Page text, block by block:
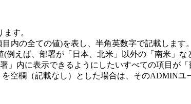
す。
内の全ての値)を表し、半角英数字で記載します。
えば、部署が「日本、北米」以外の「南米」な
内に表示できるようにしたいすべての項目が
空欄（記載なし）とした場合は、そのADMIN